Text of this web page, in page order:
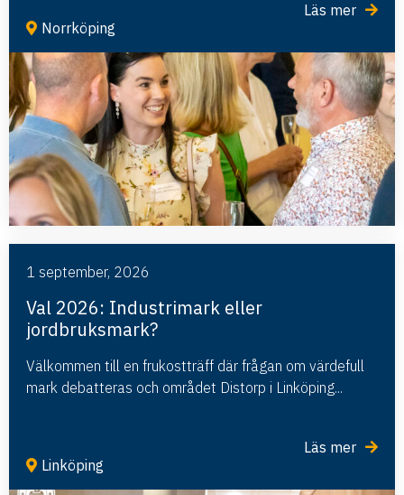
Norrköping
Läs mer
1 september, 2026
Val 2026: Industrimark eller
jordbruksmark?
Välkommen till en frukostträff där frågan om värdefull
mark debatteras och området Distorp i Linköping...
Linköping
Läs mer